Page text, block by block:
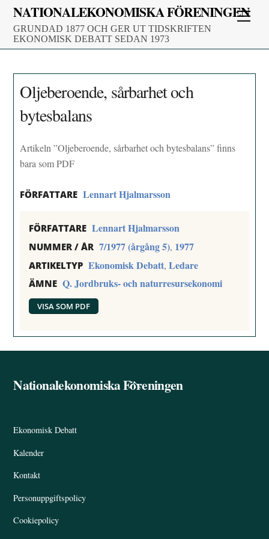
Skip
content
NATIONALEKONOMISKA FÖRENINGEN
GRUNDAD 1877 OCH GER UT TIDSKRIFTEN
EKONOMISK DEBATT SEDAN 1973
Oljeberoende, sårbarhet och
bytesbalans
Artikeln ”Oljeberoende, sårbarhet och bytesbalans” finns
bara som PDF
FÖRFATTARE Lennart Hjalmarsson
FÖRFATTARE Lennart Hjalmarsson
NUMMER / ÅR 7/1977 (årgång 5), 1977
ARTIKELTYP Ekonomisk Debatt,Ledare
ÄMNE Q. Jordbruks- och naturresursekonomi
VISA SOM PDF
Back
Nationalekonomiska Föreningen
Ekonomisk Debatt
Kalender
Kontakt
Personuppgiftspolicy
Cookiepolicy